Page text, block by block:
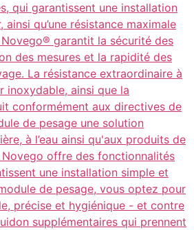
qui garantissent une installation
ainsi qu’une résistance maximale
garantit la sécurité des
des mesures et la rapidité des
La résistance extraordinaire à
inoxydable, ainsi que la
conformément aux directives de
de pesage une solution
à l’eau ainsi qu'aux produits de
offre des fonctionnalités
une installation simple et
de pesage, vous optez pour
précise et hygiénique - et contre
supplémentaires qui prennent